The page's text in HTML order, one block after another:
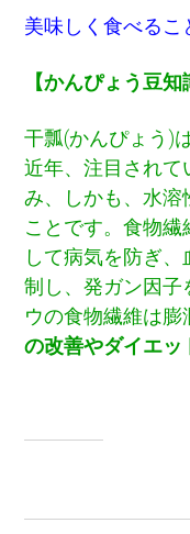
美味しく食べるこ
【かんぴょう豆知
干瓢(かんぴょう)
近年、注目されて
み、しかも、水溶
ことです。食物
して病気を防ぎ
制し、発ガン因子
ウの食物繊維は
の改善やダイエッ